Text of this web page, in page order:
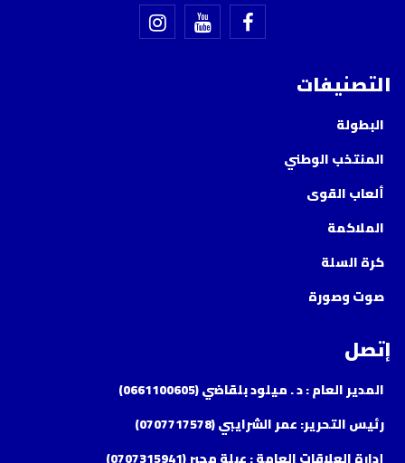
التصنيفات
البطولة
المنتخب الوطني
ألعاب القوى
الملاكمة
كرة السلة
صوت وصورة
إتصل
المدير العام : د . ميلود بلقاضي (0661100605)
رئيس التحرير: عمر الشرايبي (0707717578)